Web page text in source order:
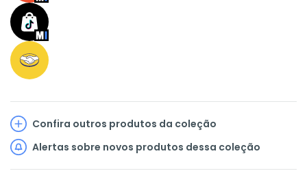
Confira outros produtos da coleção
Alertas sobre novos produtos dessa coleção